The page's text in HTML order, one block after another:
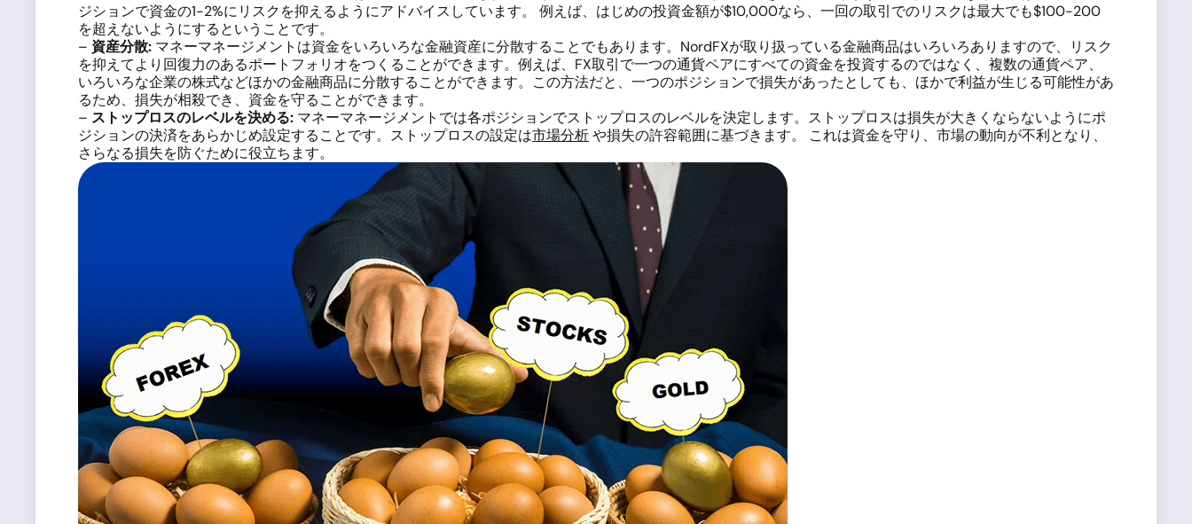
ジションで資金の1-2%にリスクを抑えるようにアドバイスしています。 例えば、はじめの投資金額が$10,000なら、一回の取引でのリスクは最大でも$100-200
を超えないようにするということです。
– 資産分散: マネーマネージメントは資金をいろいろな金融資産に分散することでもあります。NordFXが取り扱っている金融商品はいろいろありますので、リスク
を抑えてより回復力のあるポートフォリオをつくることができます。例えば、FX取引で一つの通貨ペアにすべての資金を投資するのではなく、複数の通貨ペア、
いろいろな企業の株式などほかの金融商品に分散することができます。この方法だと、一つのポジションで損失があったとしても、ほかで利益が生じる可能性があ
るため、損失が相殺でき、資金を守ることができます。
– ストップロスのレベルを決める: マネーマネージメントでは各ポジションでストップロスのレベルを決定します。ストップロスは損失が大きくならないようにポ
ジションの決済をあらかじめ設定することです。ストップロスの設定は市場分析や損失の許容範囲に基づきます。 これは資金を守り、市場の動向が不利となり、
さらなる損失を防ぐために役立ちます。